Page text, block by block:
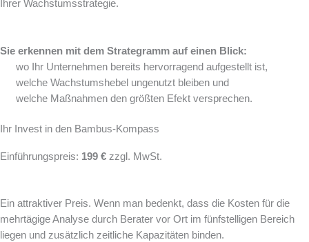
Ihrer Wachstumsstrategie.
Sie erkennen mit dem Strategramm auf einen Blick:
wo Ihr Unternehmen bereits hervorragend aufgestellt ist,
welche Wachstumshebel ungenutzt bleiben und
welche Maßnahmen den größten Efekt versprechen.
Ihr Invest in den Bambus-Kompass
Einführungspreis: 199 € zzgl. MwSt.
Ein attraktiver Preis. Wenn man bedenkt, dass die Kosten für die
mehrtägige Analyse durch Berater vor Ort im fünfstelligen Bereich
liegen und zusätzlich zeitliche Kapazitäten binden.